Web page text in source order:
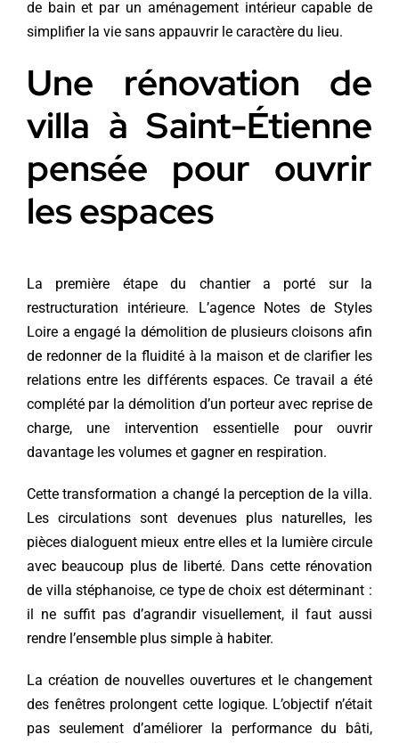
de bain et par un aménagement intérieur capable de
simplifier la vie sans appauvrir le caractère du lieu.
Une rénovation de
villa à Saint-Étienne
pensée pour ouvrir
les espaces
La première étape du chantier a porté sur la
restructuration intérieure. L’agence Notes de Styles
Loire a engagé la démolition de plusieurs cloisons afin
de redonner de la fluidité à la maison et de clarifier les
relations entre les différents espaces. Ce travail a été
complété par la démolition d’un porteur avec reprise de
charge, une intervention essentielle pour ouvrir
davantage les volumes et gagner en respiration.
Cette transformation a changé la perception de la villa.
Les circulations sont devenues plus naturelles, les
pièces dialoguent mieux entre elles et la lumière circule
avec beaucoup plus de liberté. Dans cette rénovation
de villa stéphanoise, ce type de choix est déterminant :
il ne suffit pas d’agrandir visuellement, il faut aussi
rendre l’ensemble plus simple à habiter.
La création de nouvelles ouvertures et le changement
des fenêtres prolongent cette logique. L’objectif n’était
pas seulement d’améliorer la performance du bâti,